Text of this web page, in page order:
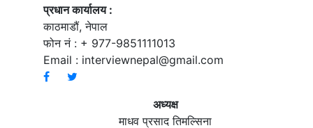
प्रधान कार्यालय :
काठमाडौं, नेपाल
फोन नं : + 977-9851111013
Email : interviewnepal@gmail.com
अध्यक्ष
माधव प्रसाद तिमल्सिना